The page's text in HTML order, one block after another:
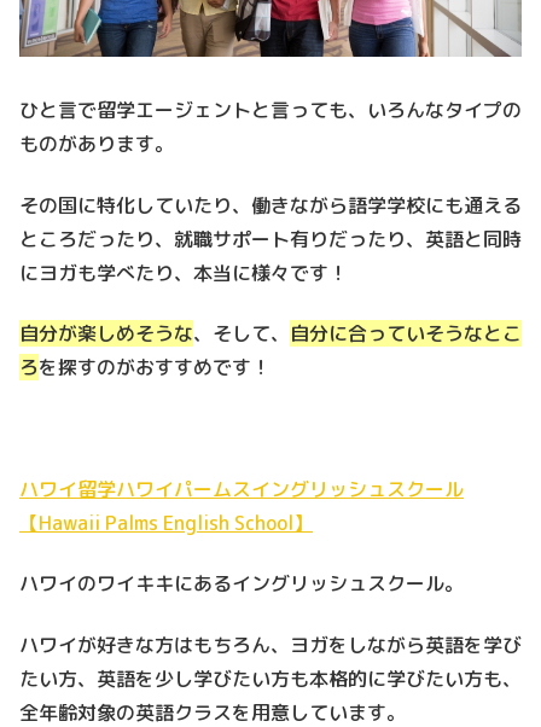
ひと言で留学エージェントと言っても、いろんなタイプの
ものがあります。
その国に特化していたり、働きながら語学学校にも通える
ところだったり、就職サポート有りだったり、英語と同時
にヨガも学べたり、本当に様々です！
自分が楽しめそうな、そして、 自分に合っていそうなとこ
ろを探すのがおすすめです！
ハワイ留学ハワイパームスイングリッシュスクール
【Hawaii Palms English School】
ハワイのワイキキにあるイングリッシュスクール。
ハワイが好きな方はもちろん、ヨガをしながら英語を学び
たい方、英語を少し学びたい方も本格的に学びたい方も、
全年齢対象の英語クラスを用意しています。